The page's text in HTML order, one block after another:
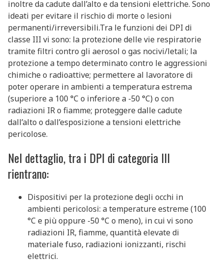
inoltre da cadute dall’alto e da tensioni elettriche. Sono
ideati per evitare il rischio di morte o lesioni
permanenti/irreversibili.Tra le funzioni dei DPI di
classe III vi sono: la protezione delle vie respiratorie
tramite filtri contro gli aerosol o gas nocivi/letali; la
protezione a tempo determinato contro le aggressioni
chimiche o radioattive; permettere al lavoratore di
poter operare in ambienti a temperatura estrema
(superiore a 100 °C o inferiore a -50 °C) o con
radiazioni IR o fiamme; proteggere dalle cadute
dall’alto o dall’esposizione a tensioni elettriche
pericolose.
Nel dettaglio, tra i DPI di categoria III
rientrano:
Dispositivi per la protezione degli occhi in
ambienti pericolosi: a temperature estreme (100
°C e più oppure -50 °C o meno), in cui vi sono
radiazioni IR, fiamme, quantità elevate di
materiale fuso, radiazioni ionizzanti, rischi
elettrici.